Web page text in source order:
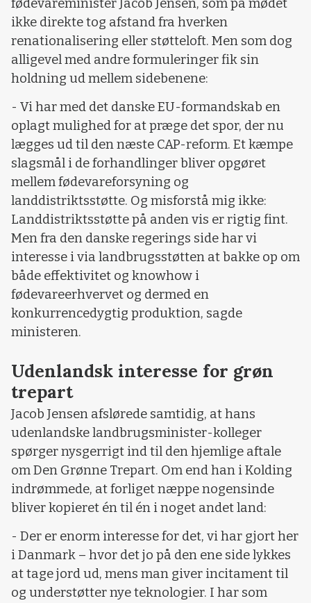
fødevareminister Jacob Jensen, som på mødet
ikke direkte tog afstand fra hverken
renationalisering eller støtteloft. Men som dog
alligevel med andre formuleringer fik sin
holdning ud mellem sidebenene:
- Vi har med det danske EU-formandskab en
oplagt mulighed for at præge det spor, der nu
lægges ud til den næste CAP-reform. Et kæmpe
slagsmål i de forhandlinger bliver opgøret
mellem fødevareforsyning og
landdistriktsstøtte. Og misforstå mig ikke:
Landdistriktsstøtte på anden vis er rigtig fint.
Men fra den danske regerings side har vi
interesse i via landbrugsstøtten at bakke op om
både effektivitet og knowhow i
fødevareerhvervet og dermed en
konkurrencedygtig produktion, sagde
ministeren.
Udenlandsk interesse for grøn
trepart
Jacob Jensen afslørede samtidig, at hans
udenlandske landbrugsminister-kolleger
spørger nysgerrigt ind til den hjemlige aftale
om Den Grønne Trepart. Om end han i Kolding
indrømmede, at forliget næppe nogensinde
bliver kopieret én til én i noget andet land:
- Der er enorm interesse for det, vi har gjort her
i Danmark – hvor det jo på den ene side lykkes
at tage jord ud, mens man giver incitament til
og understøtter nye teknologier. I har som